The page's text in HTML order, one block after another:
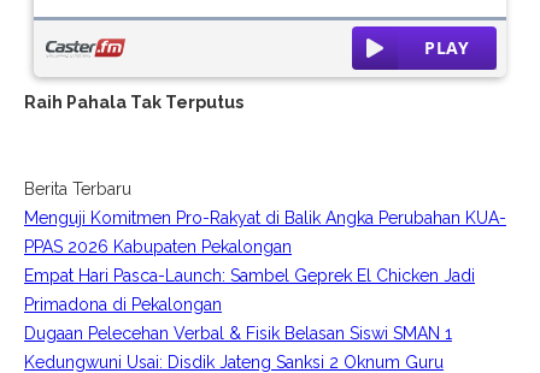
Raih Pahala Tak Terputus
Berita Terbaru
Menguji Komitmen Pro-Rakyat di Balik Angka Perubahan KUA-
PPAS 2026 Kabupaten Pekalongan
Empat Hari Pasca-Launch: Sambel Geprek El Chicken Jadi
Primadona di Pekalongan
Dugaan Pelecehan Verbal & Fisik Belasan Siswi SMAN 1
Kedungwuni Usai: Disdik Jateng Sanksi 2 Oknum Guru